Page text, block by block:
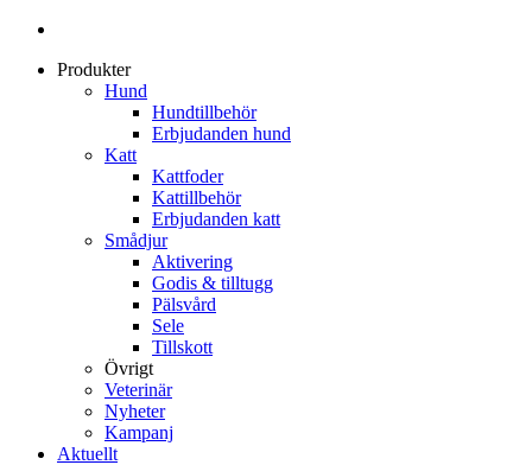
Produkter
Hund
Hundtillbehör
Erbjudanden hund
Katt
Kattfoder
Kattillbehör
Erbjudanden katt
Smådjur
Aktivering
Godis & tilltugg
Pälsvård
Sele
Tillskott
Övrigt
Veterinär
Nyheter
Kampanj
Aktuellt